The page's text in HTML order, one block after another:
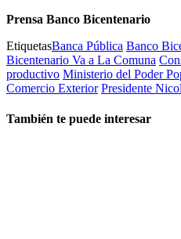
Prensa Banco Bicentenario
EtiquetasBanca Pública Banco
Bicentenario Va a La Comuna
productivo Ministerio del Poder
Comercio Exterior Presidente
También te puede interesar